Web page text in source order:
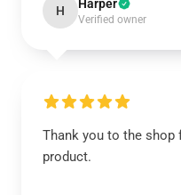
H Harper
Verified owner
Thank you to the shop
product.